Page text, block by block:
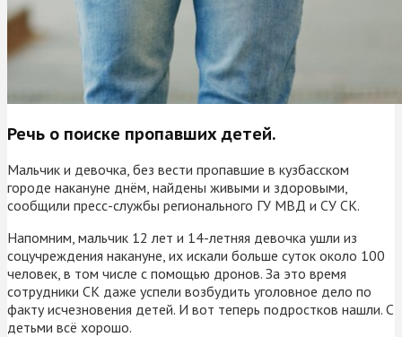
Речь о поиске пропавших детей.
Мальчик и девочка, без вести пропавшие в кузбасском
городе накануне днём, найдены живыми и здоровыми,
сообщили пресс-службы регионального ГУ МВД и СУ СК.
Напомним, мальчик 12 лет и 14-летняя девочка ушли из
соцучреждения накануне, их искали больше суток около 100
человек, в том числе с помощью дронов. За это время
сотрудники СК даже успели возбудить уголовное дело по
факту исчезновения детей. И вот теперь подростков нашли. С
детьми всё хорошо.